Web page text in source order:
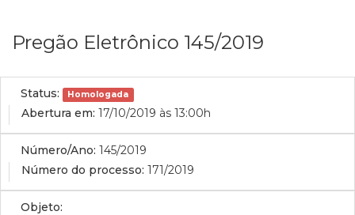
Pregão Eletrônico 145/2019
Status: Homologada
Abertura em: 17/10/2019 às 13:00h
Número/Ano: 145/2019
Número do processo: 171/2019
Objeto: